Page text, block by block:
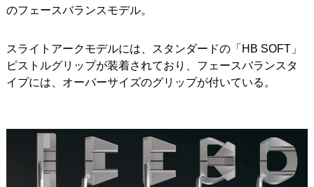
のフェースバランスモデル。
スライトアークモデルには、スタンダードの「HB SOFT」
ピストルグリップが装着されており、フェースバランスタ
イプには、オーバーサイズのグリップが付いている。